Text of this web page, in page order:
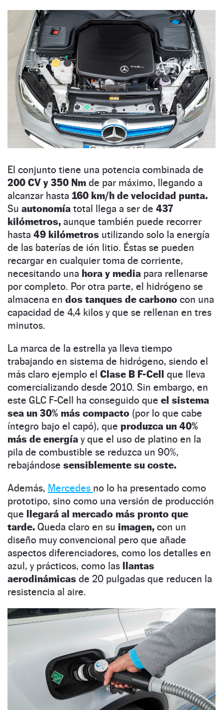
El conjunto tiene una potencia combinada de
200 CV y 350 Nm de par máximo, llegando a
alcanzar hasta 160 km/h de velocidad punta.
Su autonomía total llega a ser de 437
kilómetros, aunque también puede recorrer
hasta 49 kilómetros utilizando solo la energía
de las baterías de ión litio. Éstas se pueden
recargar en cualquier toma de corriente,
necesitando una hora y media para rellenarse
por completo. Por otra parte, el hidrógeno se
almacena en dos tanques de carbono con una
capacidad de 4,4 kilos y que se rellenan en tres
minutos.
La marca de la estrella ya lleva tiempo
trabajando en sistema de hidrógeno, siendo el
más claro ejemplo el Clase B F-Cell
que lleva
comercializando desde 2010. Sin embargo, en
este GLC F-Cell ha conseguido que el sistema
sea un 30% más compacto (por lo que cabe
íntegro bajo el capó), que produzca un 40%
más de energía y que el uso de platino en la
pila de combustible se reduzca un 90%,
rebajándose sensiblemente su coste.
Además, Mercedes no lo ha presentado como
prototipo, sino como una versión de producción
que llegará al mercado más pronto que
tarde. Queda claro en su imagen, con un
diseño muy convencional pero que añade
aspectos diferenciadores, como los detalles en
azul, y prácticos, como las
llantas
aerodinámicas de 20 pulgadas que reducen la
resistencia al aire.